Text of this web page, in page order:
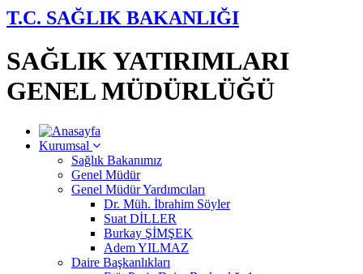
T.C. SAĞLIK BAKANLIĞI
SAĞLIK YATIRIMLARI
GENEL MÜDÜRLÜĞÜ
Kurumsal
Sağlık Bakanımız
Genel Müdür
Genel Müdür Yardımcıları
Dr. Müh. İbrahim Söyler
Suat DİLLER
Burkay ŞİMŞEK
Adem YILMAZ
Daire Başkanlıkları